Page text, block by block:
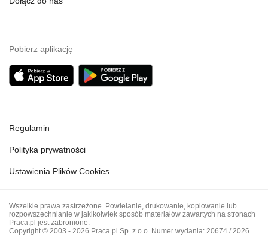
Pobierz aplikację
Regulamin
Polityka prywatności
Ustawienia Plików Cookies
Wszelkie prawa zastrzeżone. Powielanie, drukowanie, kopiowanie lub
rozpowszechnianie w jakikolwiek sposób materiałów zawartych na stronach
Praca.pl jest zabronione.
Copyright © 2003 - 2026 Praca.pl Sp. z o.o. Numer wydania: 20674 / 2026